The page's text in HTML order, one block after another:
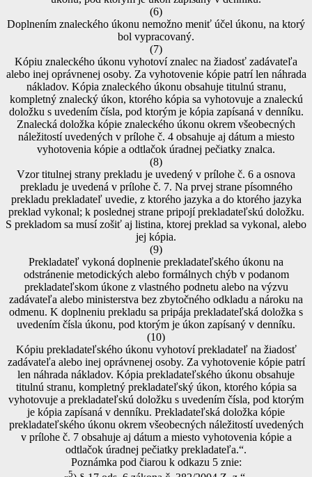
(6)
Doplnením znaleckého úkonu nemožno meniť účel úkonu, na ktorý
bol vypracovaný.
(7)
Kópiu znaleckého úkonu vyhotoví znalec na žiadosť zadávateľa
alebo inej oprávnenej osoby. Za vyhotovenie kópie patrí len náhrada
nákladov. Kópia znaleckého úkonu obsahuje titulnú stranu,
kompletný znalecký úkon, ktorého kópia sa vyhotovuje a znaleckú
doložku s uvedením čísla, pod ktorým je kópia zapísaná v denníku.
Znalecká doložka kópie znaleckého úkonu okrem všeobecných
náležitostí uvedených v prílohe č. 4 obsahuje aj dátum a miesto
vyhotovenia kópie a odtlačok úradnej pečiatky znalca.
(8)
Vzor titulnej strany prekladu je uvedený v prílohe č. 6 a osnova
prekladu je uvedená v prílohe č. 7. Na prvej strane písomného
prekladu prekladateľ uvedie, z ktorého jazyka a do ktorého jazyka
preklad vykonal; k poslednej strane pripojí prekladateľskú doložku.
S prekladom sa musí zošiť aj listina, ktorej preklad sa vykonal, alebo
jej kópia.
(9)
Prekladateľ vykoná doplnenie prekladateľského úkonu na
odstránenie metodických alebo formálnych chýb v podanom
prekladateľskom úkone z vlastného podnetu alebo na výzvu
zadávateľa alebo ministerstva bez zbytočného odkladu a nároku na
odmenu. K doplneniu prekladu sa pripája prekladateľská doložka s
uvedením čísla úkonu, pod ktorým je úkon zapísaný v denníku.
(10)
Kópiu prekladateľského úkonu vyhotoví prekladateľ na žiadosť
zadávateľa alebo inej oprávnenej osoby. Za vyhotovenie kópie patrí
len náhrada nákladov. Kópia prekladateľského úkonu obsahuje
titulnú stranu, kompletný prekladateľský úkon, ktorého kópia sa
vyhotovuje a prekladateľskú doložku s uvedením čísla, pod ktorým
je kópia zapísaná v denníku. Prekladateľská doložka kópie
prekladateľského úkonu okrem všeobecných náležitostí uvedených
v prílohe č. 7 obsahuje aj dátum a miesto vyhotovenia kópie a
odtlačok úradnej pečiatky prekladateľa.“.
Poznámka pod čiarou k odkazu 5 znie:
„5